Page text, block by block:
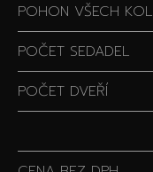
POHON VŠECH KOL
POČET SEDADEL
POČET DVEŘÍ